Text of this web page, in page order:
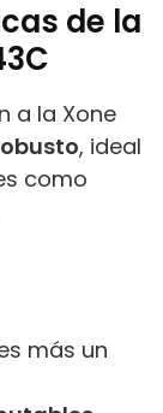
de la
C
a la Xone
, ideal
como
más un